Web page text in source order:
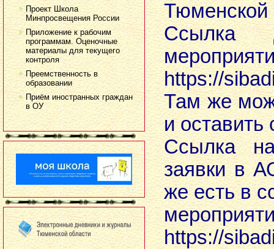
Проект Школа
Минпросвещения России
Приложение к рабочим
программам. Оценочные
материалы для текущего
контроля
Преемственность в
образовании
Приём иностранных граждан
в ОУ
Тюменской
Ссылка
https://
Там же
и
Ссылка
заявки в
же есть в
https://